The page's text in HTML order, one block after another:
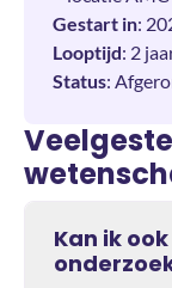
Gestart in:
Looptijd: 2
Status:
Kan ik